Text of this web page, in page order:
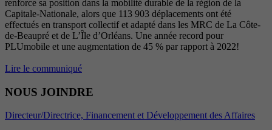
renforce sa position dans la mobilité durable de la région de la
Capitale-Nationale, alors que 113 903 déplacements ont été
effectués en transport collectif et adapté dans les MRC de La Côte-
de-Beaupré et de L’Île d’Orléans. Une année record pour
PLUmobile et une augmentation de 45 % par rapport à 2022!
Lire le communiqué
NOUS JOINDRE
Directeur/Directrice, Financement et Développement des Affaires